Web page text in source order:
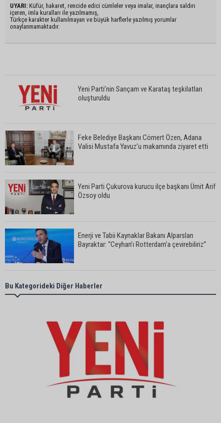
UYARI: Küfür, hakaret, rencide edici cümleler veya imalar, inançlara saldırı
içeren, imla kuralları ile yazılmamış,
Türkçe karakter kullanılmayan ve büyük harflerle yazılmış yorumlar
onaylanmamaktadır.
Yeni Parti’nin Sarıçam ve Karataş teşkilatları
oluşturuldu
Feke Belediye Başkanı Cömert Özen, Adana
Valisi Mustafa Yavuz’u makamında ziyaret etti
Yeni Parti Çukurova kurucu ilçe başkanı Ümit Arif
Özsoy oldu
Enerji ve Tabii Kaynaklar Bakanı Alparslan
Bayraktar: “Ceyhan’ı Rotterdam’a çevirebiliriz”
Başkan Ali Bedrettin Karataş’tan sahiller için
duyarlılık çağrısı
MHP Adana İl Başkanı Hakan Yıldırım:
“Liderimize dil uzatmak sizin haddinize değildir”
Adanalı 13 yaşındaki Ela Nur şelalede hayatını
kaybetti
Bu Kategorideki Diğer Haberler